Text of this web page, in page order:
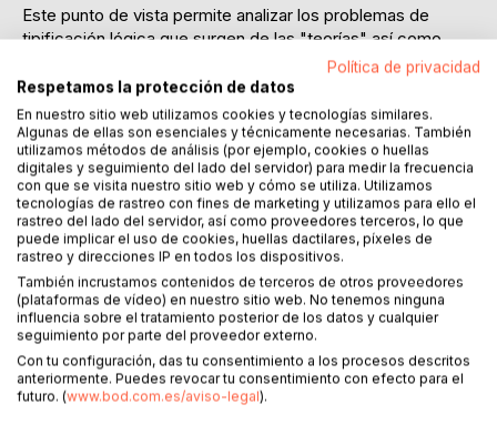
Este punto de vista permite analizar los problemas de
tipificación lógica que surgen de las "teorías" así como
En Después del fin de la Restauración se define la
Restauración
como una disciplina inmanente al arte, su objeto. En este
contexto se hace necesaria una re-definición del arte en
términos
de un relato diferente, dado por la sustancia de la obra de
arte
y no por su cronología histórica; definición que abarca
hasta la
proclamación del fin del arte y determina el fin de la
Restauración; ambos fines simbólicos, conceptuales,
operativos.
La sustancia de la obra de arte, no es un todo homogéneo;
tiene tanto de físico, como de metafísico y la obra de arte
puede
Política de privacidad
Respetamos la protección de datos
En nuestro sitio web utilizamos cookies y tecnologías similares.
Algunas de ellas son esenciales y técnicamente necesarias. También
utilizamos métodos de análisis (por ejemplo, cookies o huellas
digitales y seguimiento del lado del servidor) para medir la frecuencia
con que se visita nuestro sitio web y cómo se utiliza. Utilizamos
tecnologías de rastreo con fines de marketing y utilizamos para ello el
rastreo del lado del servidor, así como proveedores terceros, lo que
puede implicar el uso de cookies, huellas dactilares, píxeles de
rastreo y direcciones IP en todos los dispositivos.
También incrustamos contenidos de terceros de otros proveedores
(plataformas de vídeo) en nuestro sitio web. No tenemos ninguna
influencia sobre el tratamiento posterior de los datos y cualquier
seguimiento por parte del proveedor externo.
Con tu configuración, das tu consentimiento a los procesos descritos
anteriormente. Puedes revocar tu consentimiento con efecto para el
futuro. (www.bod.com.es/aviso-legal).